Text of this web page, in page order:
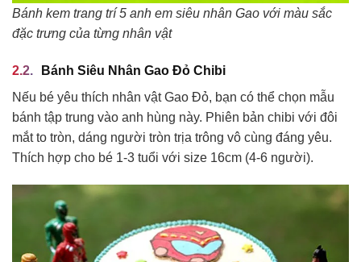
Bánh kem trang trí 5 anh em siêu nhân Gao với màu sắc
đặc trưng của từng nhân vật
Bánh Siêu Nhân Gao Đỏ Chibi
Nếu bé yêu thích nhân vật Gao Đỏ, bạn có thể chọn mẫu
bánh tập trung vào anh hùng này. Phiên bản chibi với đôi
mắt to tròn, dáng người tròn trịa trông vô cùng đáng yêu.
Thích hợp cho bé 1-3 tuổi với size 16cm (4-6 người).